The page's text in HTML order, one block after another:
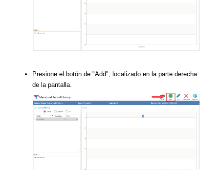
Presione el botón de "Add", localizado en la parte derecha
de la pantalla.